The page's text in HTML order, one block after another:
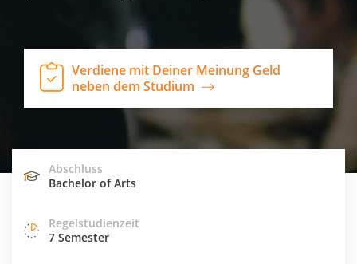
Verdiene mit Deiner Meinung Geld
neben dem Studium
Abschluss
Bachelor of Arts
Regelstudienzeit
7 Semester